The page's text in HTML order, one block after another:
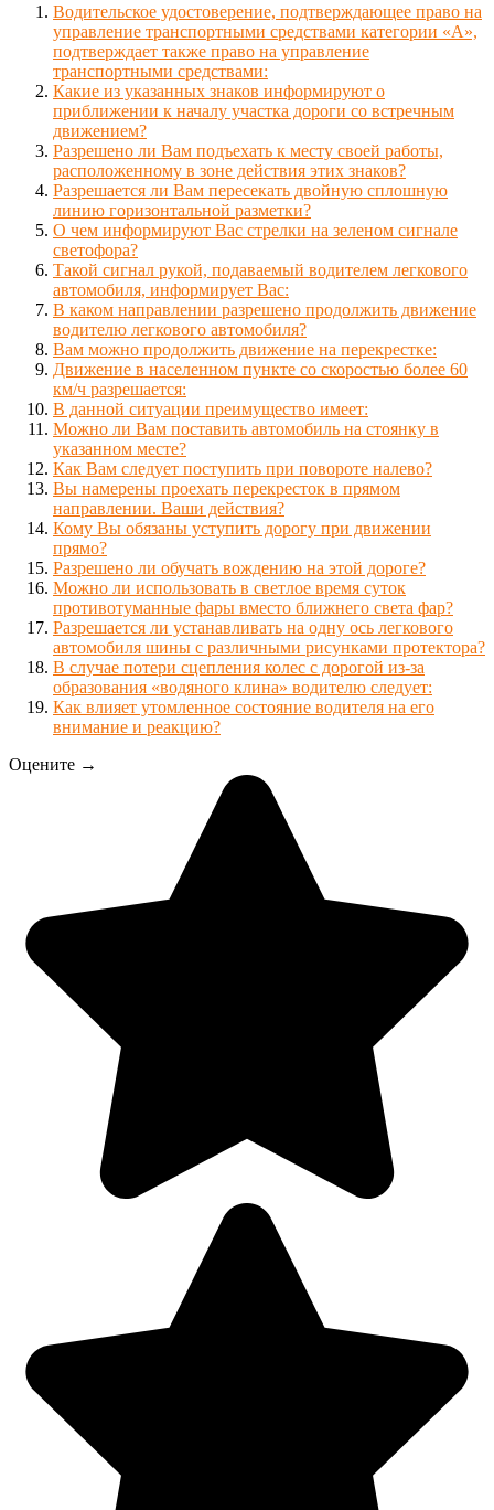
Водительское удостоверение, подтверждающее право на
управление транспортными средствами категории «А»,
подтверждает также право на управление
транспортными средствами:
Какие из указанных знаков информируют о
приближении к началу участка дороги со встречным
движением?
Разрешено ли Вам подъехать к месту своей работы,
расположенному в зоне действия этих знаков?
Разрешается ли Вам пересекать двойную сплошную
линию горизонтальной разметки?
О чем информируют Вас стрелки на зеленом сигнале
светофора?
Такой сигнал рукой, подаваемый водителем легкового
автомобиля, информирует Вас:
В каком направлении разрешено продолжить движение
водителю легкового автомобиля?
Вам можно продолжить движение на перекрестке:
Движение в населенном пункте со скоростью более 60
км/ч разрешается:
В данной ситуации преимущество имеет:
Можно ли Вам поставить автомобиль на стоянку в
указанном месте?
Как Вам следует поступить при повороте налево?
Вы намерены проехать перекресток в прямом
направлении. Ваши действия?
Кому Вы обязаны уступить дорогу при движении
прямо?
Разрешено ли обучать вождению на этой дороге?
Можно ли использовать в светлое время суток
противотуманные фары вместо ближнего света фар?
Разрешается ли устанавливать на одну ось легкового
автомобиля шины с различными рисунками протектора?
В случае потери сцепления колес с дорогой из-за
образования «водяного клина» водителю следует:
Как влияет утомленное состояние водителя на его
внимание и реакцию?
Оцените →